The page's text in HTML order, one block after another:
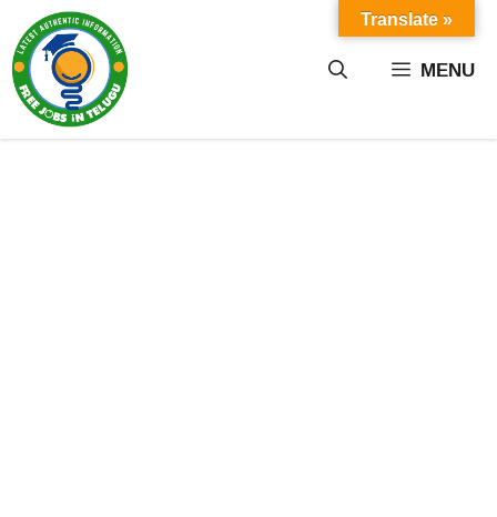
content MENU
Translate »